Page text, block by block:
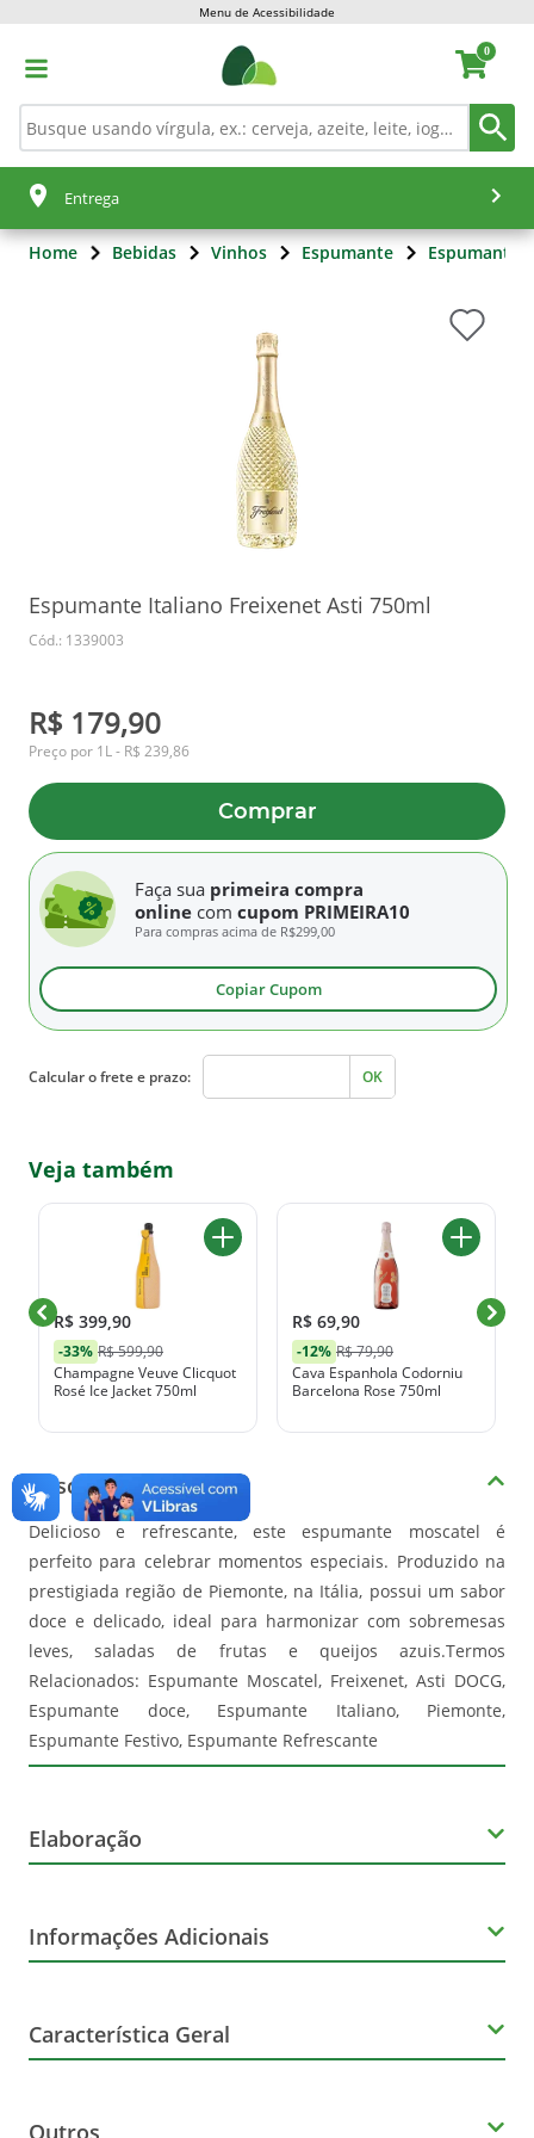
Menu de Acessibilidade
0
Entrega
Home Bebidas Vinhos Espumante Espumante
Espumante Italiano Freixenet Asti 750ml
Cód.: 1339003
R$ 179,90
Preço por 1L - R$ 239,86
Comprar
Faça sua primeira compra
online com cupom PRIMEIRA10
Para compras acima de R$299,00
Copiar Cupom
Calcular o frete e prazo: OK
Veja também
R$ 399,90
-33% R$ 599,90
Champagne Veuve Clicquot
Rosé Ice Jacket 750ml
R$ 69,90
-12% R$ 79,90
Cava Espanhola Codorniu
Barcelona Rose 750ml
Descrição do produto
Delicioso e refrescante, este espumante moscatel é
perfeito para celebrar momentos especiais. Produzido na
prestigiada região de Piemonte, na Itália, possui um sabor
doce e delicado, ideal para harmonizar com sobremesas
leves, saladas de frutas e queijos azuis.Termos
Relacionados: Espumante Moscatel, Freixenet, Asti DOCG,
Espumante doce, Espumante Italiano, Piemonte,
Espumante Festivo, Espumante Refrescante
Elaboração
Espumante, Moscato, Asti
Informações Adicionais
Não
Característica Geral
Outros